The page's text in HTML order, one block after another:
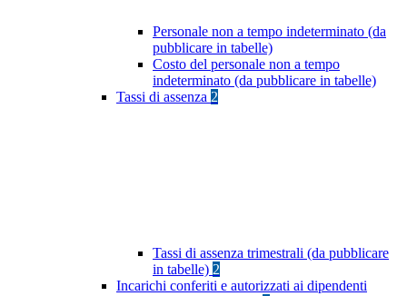
Personale non a tempo indeterminato (da
pubblicare in tabelle)
Costo del personale non a tempo
indeterminato (da pubblicare in tabelle)
Tassi di assenza 2
Tassi di assenza trimestrali (da pubblicare
in tabelle) 2
Incarichi conferiti e autorizzati ai dipendenti